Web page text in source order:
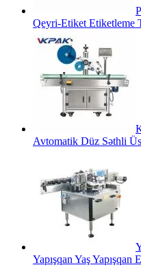
Qeyri-Etiket Etiketleme
Avtomatik Düz Səthli
Yapışqan Yaş Yapışqan